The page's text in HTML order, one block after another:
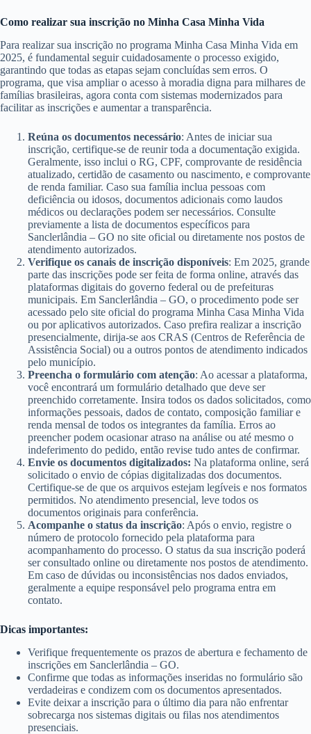
Como realizar sua inscrição no Minha Casa Minha Vida
Para realizar sua inscrição no programa Minha Casa Minha Vida em
2025, é fundamental seguir cuidadosamente o processo exigido,
garantindo que todas as etapas sejam concluídas sem erros. O
programa, que visa ampliar o acesso à moradia digna para milhares de
famílias brasileiras, agora conta com sistemas modernizados para
facilitar as inscrições e aumentar a transparência.
Reúna os documentos necessário: Antes de iniciar sua
inscrição, certifique-se de reunir toda a documentação exigida.
Geralmente, isso inclui o RG, CPF, comprovante de residência
atualizado, certidão de casamento ou nascimento, e comprovante
de renda familiar. Caso sua família inclua pessoas com
deficiência ou idosos, documentos adicionais como laudos
médicos ou declarações podem ser necessários. Consulte
previamente a lista de documentos específicos para
Sanclerlândia – GO no site oficial ou diretamente nos postos de
atendimento autorizados.
Verifique os canais de inscrição disponíveis: Em 2025, grande
parte das inscrições pode ser feita de forma online, através das
plataformas digitais do governo federal ou de prefeituras
municipais. Em Sanclerlândia – GO, o procedimento pode ser
acessado pelo site oficial do programa Minha Casa Minha Vida
ou por aplicativos autorizados. Caso prefira realizar a inscrição
presencialmente, dirija-se aos CRAS (Centros de Referência de
Assistência Social) ou a outros pontos de atendimento indicados
pelo município.
Preencha o formulário com atenção: Ao acessar a plataforma,
você encontrará um formulário detalhado que deve ser
preenchido corretamente. Insira todos os dados solicitados, como
informações pessoais, dados de contato, composição familiar e
renda mensal de todos os integrantes da família. Erros ao
preencher podem ocasionar atraso na análise ou até mesmo o
indeferimento do pedido, então revise tudo antes de confirmar.
Envie os documentos digitalizados: Na plataforma online, será
solicitado o envio de cópias digitalizadas dos documentos.
Certifique-se de que os arquivos estejam legíveis e nos formatos
permitidos. No atendimento presencial, leve todos os
documentos originais para conferência.
Acompanhe o status da inscrição: Após o envio, registre o
número de protocolo fornecido pela plataforma para
acompanhamento do processo. O status da sua inscrição poderá
ser consultado online ou diretamente nos postos de atendimento.
Em caso de dúvidas ou inconsistências nos dados enviados,
geralmente a equipe responsável pelo programa entra em
contato.
Dicas importantes:
Verifique frequentemente os prazos de abertura e fechamento de
inscrições em Sanclerlândia – GO.
Confirme que todas as informações inseridas no formulário são
verdadeiras e condizem com os documentos apresentados.
Evite deixar a inscrição para o último dia para não enfrentar
sobrecarga nos sistemas digitais ou filas nos atendimentos
presenciais.